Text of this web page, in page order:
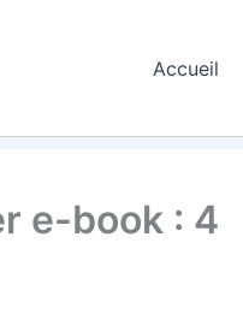
Accueil
e-book : 4